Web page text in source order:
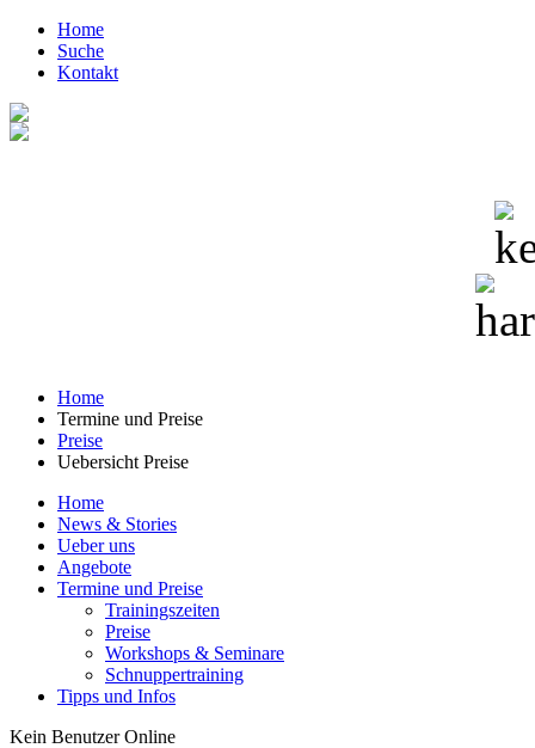
Home
Suche
Kontakt
Home
Termine und Preise
Preise
Uebersicht Preise
Home
News & Stories
Ueber uns
Angebote
Termine und Preise
Trainingszeiten
Preise
Workshops & Seminare
Schnuppertraining
Tipps und Infos
Kein Benutzer Online